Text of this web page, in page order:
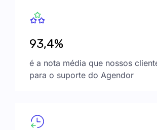
93,4%
é a nota média que nossos
para o suporte do Agendor